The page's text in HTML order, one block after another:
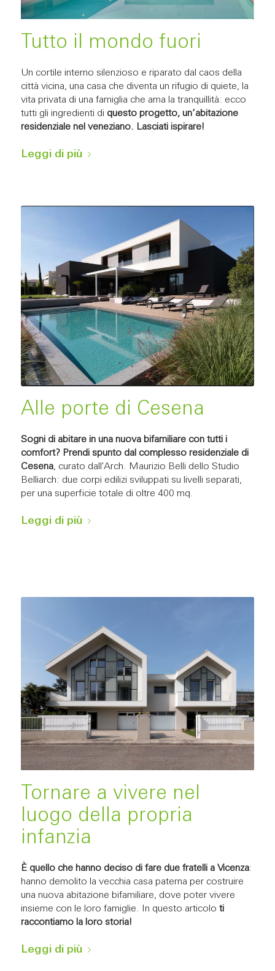
Tutto il mondo fuori
Un cortile interno silenzioso e riparato dal caos della
città vicina, una casa che diventa un rifugio di quiete, la
vita privata di una famiglia che ama la tranquillità: ecco
tutti gli ingredienti di questo progetto, un’abitazione
residenziale nel veneziano. Lasciati ispirare!
Leggi di più
Alle porte di Cesena
Sogni di abitare in una nuova bifamiliare con tutti i
comfort? Prendi spunto dal complesso residenziale di
Cesena, curato dall'Arch. Maurizio Belli dello Studio
Belliarch: due corpi edilizi sviluppati su livelli separati,
per una superficie totale di oltre 400 mq.
Leggi di più
Tornare a vivere nel
luogo della propria
infanzia
È quello che hanno deciso di fare due fratelli a Vicenza:
hanno demolito la vecchia casa paterna per costruire
una nuova abitazione bifamiliare, dove poter vivere
insieme con le loro famiglie. In questo articolo ti
raccontiamo la loro storia!
Leggi di più